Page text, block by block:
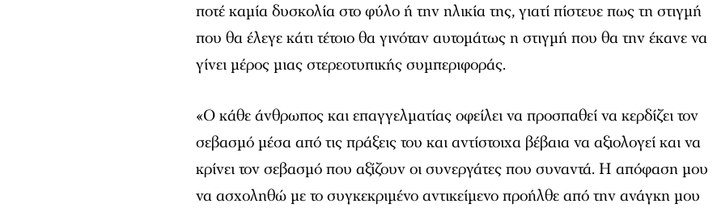
ποτέ καμία δυσκολία στο φύλο ή την ηλικία της, γιατί πίστευε πως τη στιγμή
που θα έλεγε κάτι τέτοιο θα γινόταν αυτομάτως η στιγμή που θα την έκανε να
γίνει μέρος μιας στερεοτυπικής συμπεριφοράς.
«Ο κάθε άνθρωπος και επαγγελματίας οφείλει να προσπαθεί να κερδίζει τον
σεβασμό μέσα από τις πράξεις του και αντίστοιχα βέβαια να αξιολογεί και να
κρίνει τον σεβασμό που αξίζουν οι συνεργάτες που συναντά. Η απόφαση μου
να ασχοληθώ με το συγκεκριμένο αντικείμενο προήλθε από την ανάγκη μου